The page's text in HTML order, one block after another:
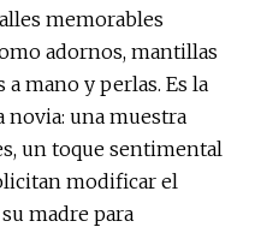
memorables
adornos, mantillas
mano y perlas. Es la
novia: una muestra
un toque sentimental
modificar el
madre para